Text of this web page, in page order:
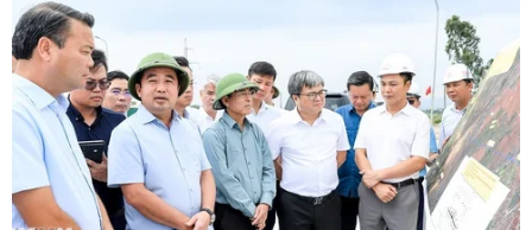
Ngọn lửa thiêu rụi 1 dãy nhà tiền chế khung sắt mái ngói, đã bỏ
hoang từ nhiều năm. (Ảnh: Chu Quốc Hùng/TTXVN)
Vào khoảng 16 giờ ngày 17/3, tại hẻm 135 đường
Hoàng Hoa Thám, thành phố Đà Lạt (tỉnh Lâm
Đồng) xảy ra vụ cháy thiêu rụi một dãy 5 căn
nhà tiền chế trước đây là homestay, nay đã bỏ